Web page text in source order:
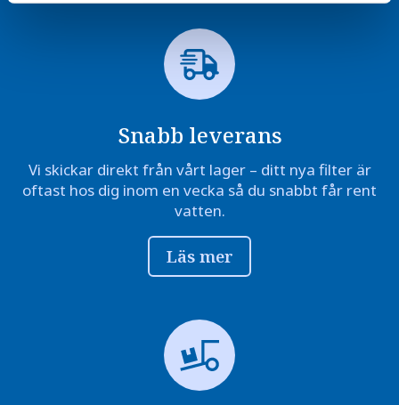
Snabb leverans
Vi skickar direkt från vårt lager – ditt nya filter är
oftast hos dig inom en vecka så du snabbt får rent
vatten.
Läs mer